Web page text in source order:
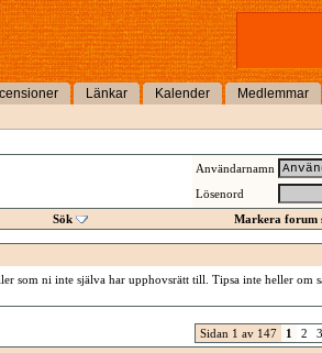
Länkar Kalender Medlemmar
Användarnamn
Lösenord
Sök Markera forum
som ni inte själva har upphovsrätt till. Tipsa inte heller om
Sidan 1 av 147 1 2 3